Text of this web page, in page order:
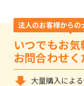
法人のお客様から
いつでもお気
お問合わせ
大量購入によ